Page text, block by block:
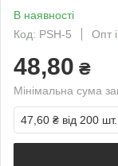
В наявності
Код: PSH-5
Опт
48,80 ₴
Мінімальна сума
47,60 ₴ від 200 шт.